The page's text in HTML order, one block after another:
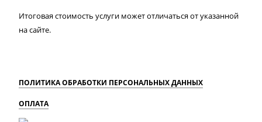
Итоговая стоимость услуги может отличаться от указанной
на сайте.
ПОЛИТИКА ОБРАБОТКИ ПЕРСОНАЛЬНЫХ ДАННЫХ
ОПЛАТА